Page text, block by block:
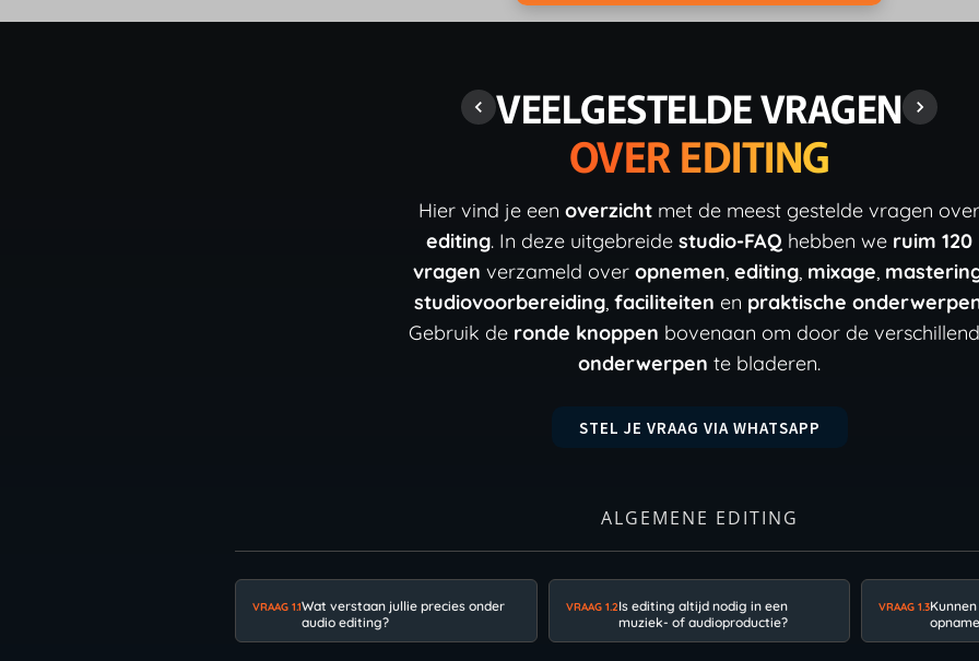
VEELGESTELDE VRAGEN
OVER EDITING
Hier vind je een overzicht met de meest gestelde vragen over
editing. In deze uitgebreide studio-FAQ hebben we ruim 120
vragen verzameld over opnemen, editing, mixage,
studiovoorbereiding, faciliteiten en praktische
Gebruik de ronde knoppen bovenaan om door de
onderwerpen te bladeren.
STEL JE VRAAG VIA WHATSAPP
ALGEMENE EDITING
VRAAG 1.1Wat verstaan jullie precies onder
audio editing?
VRAAG 1.2Is editing altijd nodig in een
muziek- of audioproductie?
VRAAG 1.3